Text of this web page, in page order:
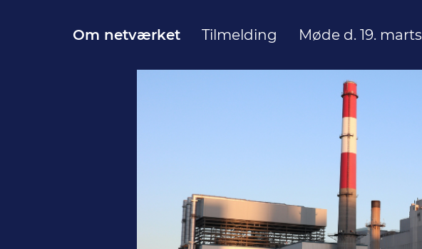
Om netværket Tilmelding Møde d. 19. marts